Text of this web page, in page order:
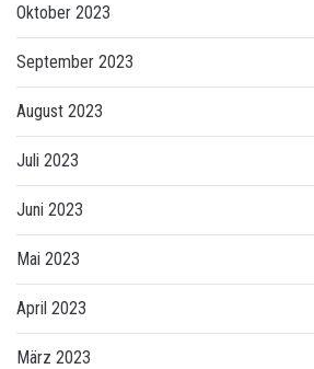
Oktober 2023
September 2023
August 2023
Juli 2023
Juni 2023
Mai 2023
April 2023
März 2023